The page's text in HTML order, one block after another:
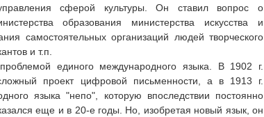
сферой культуры. Он ставил вопрос о
образования министерства искусства и
самостоятельных организаций людей творческого
и т.п.
единого международного языка. В 1902 г.
проект цифровой письменности, а в 1913 г.
языка "непо", которую впоследствии постоянно
еще и в 20-е годы. Но, изобретая новый язык, он